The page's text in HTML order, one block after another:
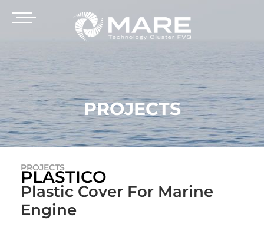
PROJECTS
PROJECTS
PLASTICO
Plastic Cover For Marine
Engine